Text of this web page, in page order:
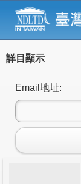
詳目顯示
Email地址: